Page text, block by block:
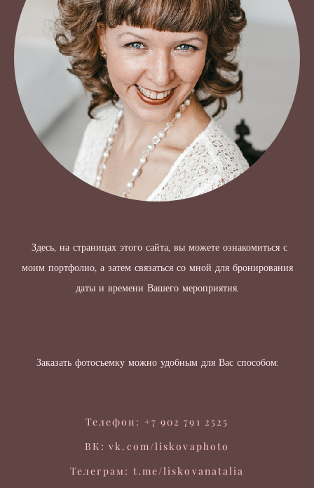
Здесь, на страницах этого сайта, вы можете ознакомиться с
моим портфолио, а затем связаться со мной для бронирования
даты и времени Вашего мероприятия.
Заказать фотосъемку можно удобным для Вас способом:
Телефон: +7 902 791 2525
ВК: vk.com/liskovaphoto
Телеграм: t.me/liskovanatalia